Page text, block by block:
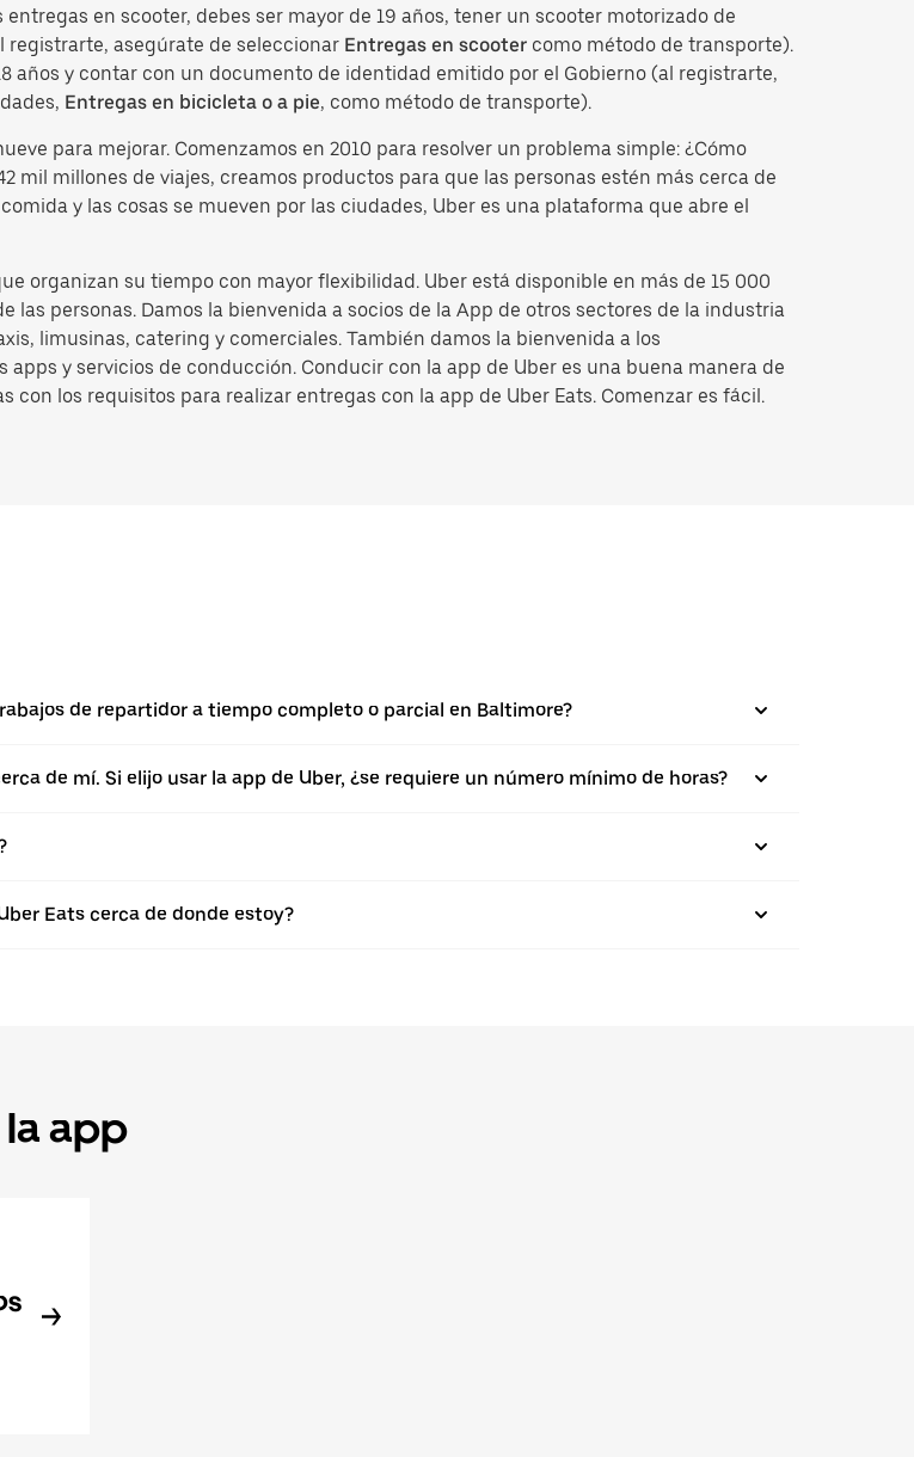
en scooter, debes ser mayor de 19 años, tener un scooter motorizado de
asegúrate de seleccionar Entregas en scooter como método de transporte).
años y contar con un documento de identidad emitido por el Gobierno (al registrarte,
Entregas en bicicleta o a pie, como método de transporte).
para mejorar. Comenzamos en 2010 para resolver un problema simple: ¿Cómo
mil millones de viajes, creamos productos para que las personas estén más cerca de
y las cosas se mueven por las ciudades, Uber es una plataforma que abre el
organizan su tiempo con mayor flexibilidad. Uber está disponible en más de 15 000
las personas. Damos la bienvenida a socios de la App de otros sectores de la industria
limusinas, catering y comerciales. También damos la bienvenida a los
y servicios de conducción. Conducir con la app de Uber es una buena manera de
los requisitos para realizar entregas con la app de Uber Eats. Comenzar es fácil.
de repartidor a tiempo completo o parcial en Baltimore?
de mí. Si elijo usar la app de Uber, ¿se requiere un número mínimo de horas?
Eats cerca de donde estoy?
app